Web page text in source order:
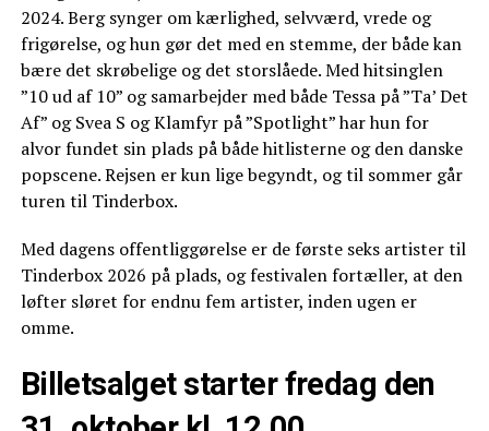
2024. Berg synger om kærlighed, selvværd, vrede og
frigørelse, og hun gør det med en stemme, der både kan
bære det skrøbelige og det storslåede. Med hitsinglen
”10 ud af 10” og samarbejder med både Tessa på ”Ta’ Det
Af” og Svea S og Klamfyr på ”Spotlight” har hun for
alvor fundet sin plads på både hitlisterne og den danske
popscene. Rejsen er kun lige begyndt, og til sommer går
turen til Tinderbox.
Med dagens offentliggørelse er de første seks artister til
Tinderbox 2026 på plads, og festivalen fortæller, at den
løfter sløret for endnu fem artister, inden ugen er
omme.
Billetsalget starter fredag den